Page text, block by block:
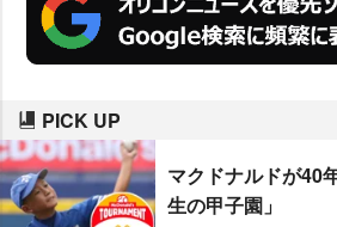
PICK UP
マクドナルドが40
生の甲子園」